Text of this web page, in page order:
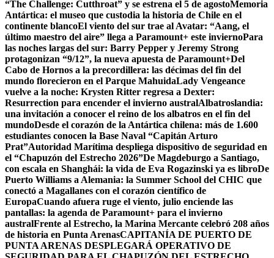
“The Challenge: Cutthroat” y se estrena el 5 de agostoMemoria
Antártica: el museo que custodia la historia de Chile en el
continente blancoEl viento del sur trae al Avatar: “Aang, el
último maestro del aire” llega a Paramount+ este inviernoPara
las noches largas del sur: Barry Pepper y Jeremy Strong
protagonizan “9/12”, la nueva apuesta de Paramount+Del
Cabo de Hornos a la precordillera: las décimas del fin del
mundo florecieron en el Parque MahuidaLady Vengeance
vuelve a la noche: Krysten Ritter regresa a Dexter:
Resurrection para encender el invierno australAlbatroslandia:
una invitación a conocer el reino de los albatros en el fin del
mundoDesde el corazón de la Antártica chilena: más de 1.600
estudiantes conocen la Base Naval “Capitán Arturo
Prat”Autoridad Marítima despliega dispositivo de seguridad en
el “Chapuzón del Estrecho 2026”De Magdeburgo a Santiago,
con escala en Shanghái: la vida de Eva Rogazinski ya es libroDe
Puerto Williams a Alemania: la Summer School del CHIC que
conectó a Magallanes con el corazón científico de
EuropaCuando afuera ruge el viento, julio enciende las
pantallas: la agenda de Paramount+ para el invierno
australFrente al Estrecho, la Marina Mercante celebró 208 años
de historia en Punta ArenasCAPITANÍA DE PUERTO DE
PUNTA ARENAS DESPLEGARÁ OPERATIVO DE